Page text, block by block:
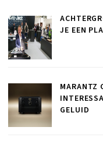
JE EEN
MARANTZ
GELUID